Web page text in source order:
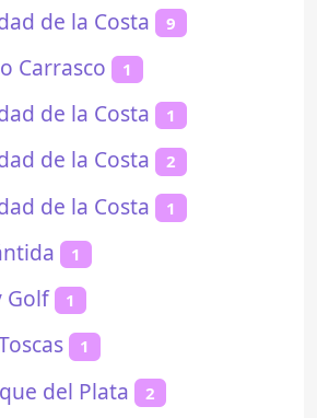
de la Costa 9
Carrasco 1
de la Costa 1
de la Costa 2
de la Costa 1
1
Golf 1
1
del Plata 2